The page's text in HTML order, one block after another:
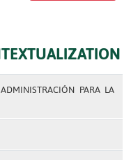
PARA LA